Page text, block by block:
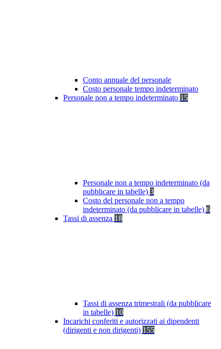
Conto annuale del personale
Costo personale tempo indeterminato
Personale non a tempo indeterminato 15
Personale non a tempo indeterminato (da
pubblicare in tabelle) 3
Costo del personale non a tempo
indeterminato (da pubblicare in tabelle) 6
Tassi di assenza 18
Tassi di assenza trimestrali (da pubblicare
in tabelle) 10
Incarichi conferiti e autorizzati ai dipendenti
(dirigenti e non dirigenti) 155